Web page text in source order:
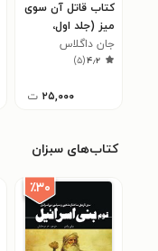
کتاب قاتل آن سوی
میز (جلد اول،
جوزف مک گوان)
جان داگلاس
۴٫۲(۵)
۲۵,۰۰۰ ت
کتاب‌های سبزان
٪۳۰